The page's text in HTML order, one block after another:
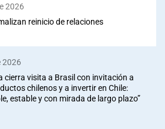
2026
reinicio de relaciones
2026
cierra visita a Brasil con invitación a
chilenos y a invertir en Chile:
estable y con mirada de largo plazo”